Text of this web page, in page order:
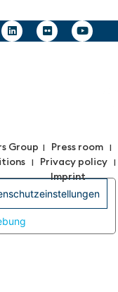
Group | Press room|
| Privacy policy |
Imprint